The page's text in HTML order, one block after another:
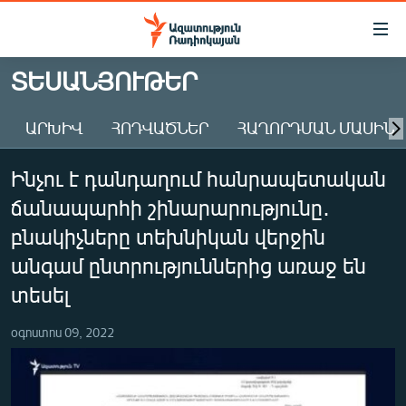
Մատչելիության
Անցնել
հիմնական
Անցնել
հիմնական
մենյուին
Որոնում
ԱԶԱՏՈՒԹՅՈՒՆ TV
ՀԱՅԱՍՏԱՆ
ԸՆՏՐՈՒԹՅՈՒՆՆԵՐ 2026
ԻՐԱՎՈՒՆՔ
ՀԱՍԱՐԱԿՈՒԹՅՈՒՆ
ՏՆՏԵՍՈՒԹՅՈՒՆ
ՊԱՏԵՐԱԶՄԻ 6 ՇԱԲԱԹՆԵՐԸ
ՏԵՍԱՆՅՈՒԹԵՐ
ԱՐԽԻՎ ՀՈԴՎԱԾՆԵՐ ՀԱՂՈՐԴՄԱՆ ՄԱՍԻՆ
Ինչու է դանդաղում հանրապետական
ճանապարհի շինարարությունը․
բնակիչները տեխնիկան վերջին
անգամ ընտրություններից առաջ են
տեսել
օգոստոս 09, 2022